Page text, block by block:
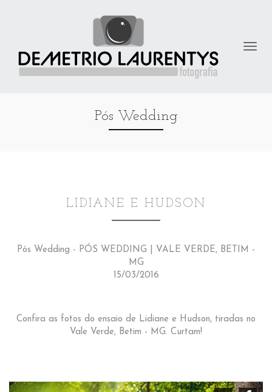
Pós Wedding
LIDIANE E HUDSON
Pós Wedding - PÓS WEDDING | VALE VERDE, BETIM -
MG
15/03/2016
Confira as fotos do ensaio de Lidiane e Hudson, tiradas no
Vale Verde, Betim - MG. Curtam!